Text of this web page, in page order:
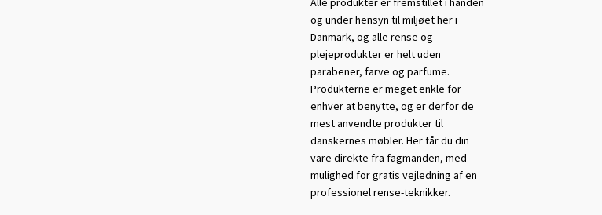
og under hensyn til miljøet her i
Danmark, og alle rense og
plejeprodukter er helt uden
parabener, farve og parfume.
Produkterne er meget enkle for
enhver at benytte, og er derfor de
mest anvendte produkter til
danskernes møbler. Her får du din
vare direkte fra fagmanden, med
mulighed for gratis vejledning af en
professionel rense-teknikker.